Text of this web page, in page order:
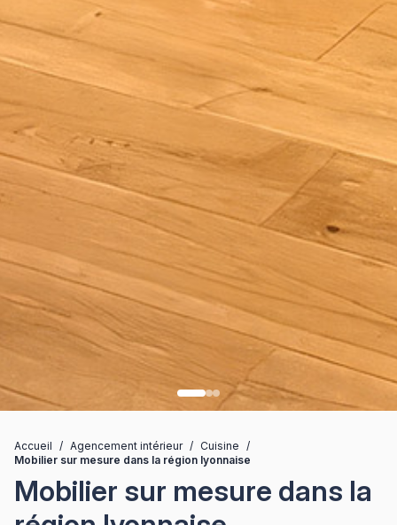
Accueil / Agencement intérieur / Cuisine
/
Mobilier sur mesure dans la région lyonnaise
Mobilier sur mesure dans la